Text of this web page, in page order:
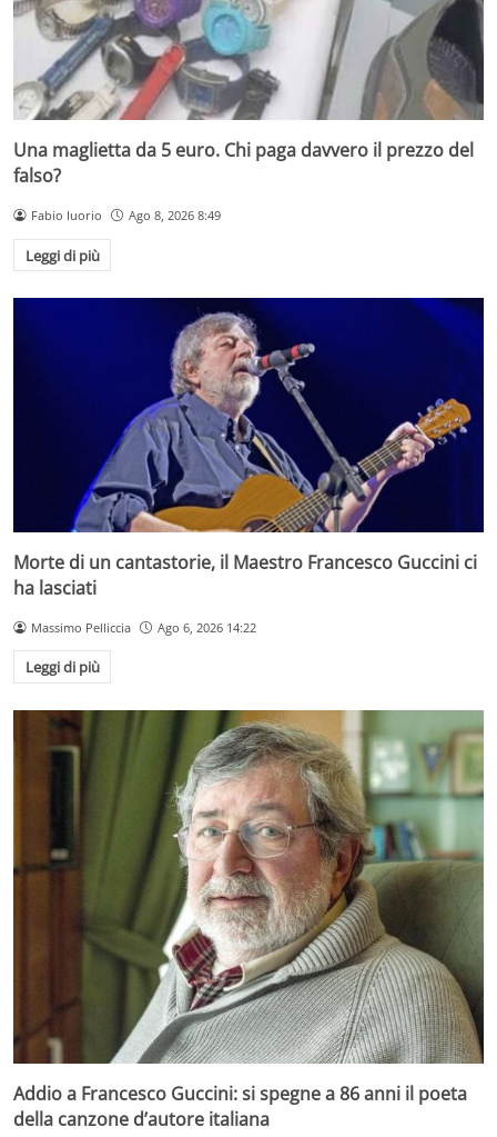
Una maglietta da 5 euro. Chi paga davvero il prezzo del
falso?
Fabio Iuorio Ago 8, 2026 8:49
Leggi di più
Morte di un cantastorie, il Maestro Francesco Guccini ci
ha lasciati
Massimo Pelliccia Ago 6, 2026 14:22
Leggi di più
Addio a Francesco Guccini: si spegne a 86 anni il poeta
della canzone d’autore italiana